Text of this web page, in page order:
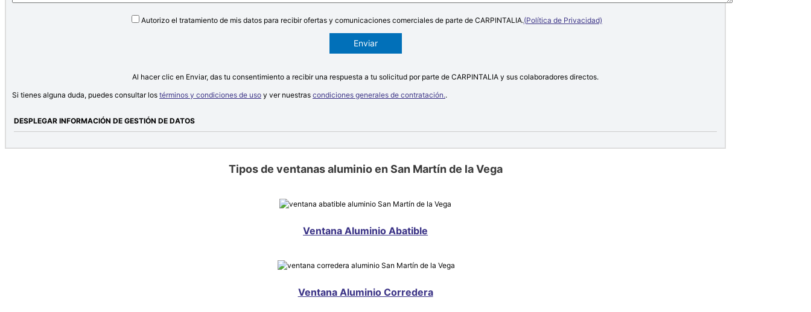
Autorizo el tratamiento de mis datos para recibir ofertas y comunicaciones comerciales de parte de CARPINTALIA.(Política de Privacidad)
Al hacer clic en Enviar, das tu consentimiento a recibir una respuesta a tu solicitud por parte de CARPINTALIA y sus colaboradores directos.
Si tienes alguna duda, puedes consultar los términos y condiciones de uso y ver nuestras condiciones generales de contratación..
DESPLEGAR INFORMACIÓN DE GESTIÓN DE DATOS
Tipos de ventanas aluminio en San Martín de la Vega
Ventana Aluminio Abatible
Ventana Aluminio Corredera